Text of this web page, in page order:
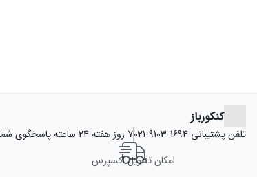
کنکورباز
تلفن پشتیبانی 021-9103-16947 روز هفته 24 ساعته پاسخگوی شما هستیم
امکان تحویل اکسپرس